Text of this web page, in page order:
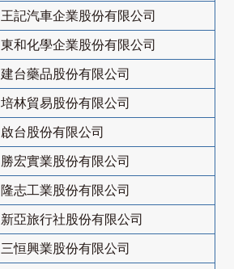
王記汽車企業股份有限公司
東和化學企業股份有限公司
建台藥品股份有限公司
培林貿易股份有限公司
啟台股份有限公司
勝宏實業股份有限公司
隆志工業股份有限公司
新亞旅行社股份有限公司
三恒興業股份有限公司